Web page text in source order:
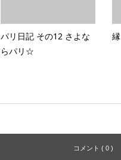
パリ日記 その12 さよな
らパリ☆
縁
コメント ( 0 )